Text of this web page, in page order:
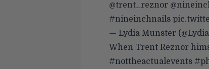
@trent_reznor
#nineinchnails
— Lydia Munster
When Trent Reznor
#nottheactualevents